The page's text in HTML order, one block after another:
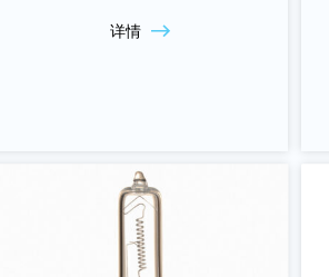
详情